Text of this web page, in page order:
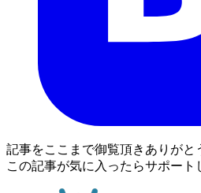
記事をここまで御覧頂きありがと
この記事が気に入ったらサポート